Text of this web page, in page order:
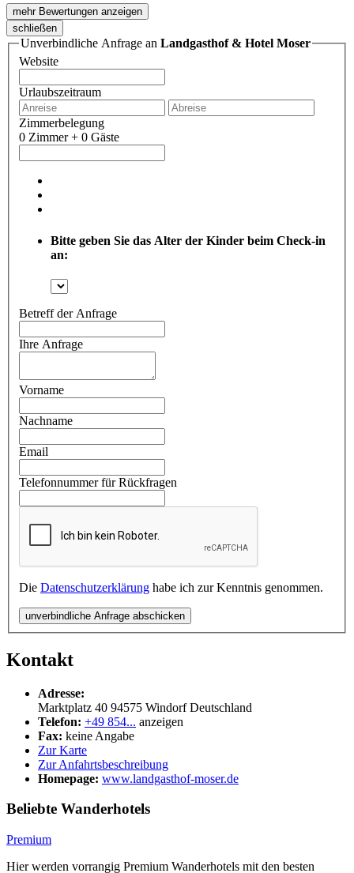
mehr Bewertungen anzeigen
schließen
Unverbindliche Anfrage an Landgasthof & Hotel Moser
Website
Urlaubszeitraum
Zimmerbelegung
0 Zimmer + 0 Gäste
Bitte geben Sie das Alter der Kinder beim Check-in
an:
Betreff der Anfrage
Ihre Anfrage
Vorname
Nachname
Email
Telefonnummer für Rückfragen
Die Datenschutzerklärung habe ich zur Kenntnis genommen.
unverbindliche Anfrage abschicken
Kontakt
Adresse:
Marktplatz 40 94575 Windorf Deutschland
Telefon: +49 854... anzeigen
Fax: keine Angabe
Zur Karte
Zur Anfahrtsbeschreibung
Homepage: www.landgasthof-moser.de
Beliebte Wanderhotels
Premium
Hier werden vorrangig Premium Wanderhotels mit den besten